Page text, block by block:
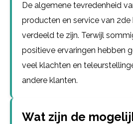
De algemene tevredenheid
producten en service van
verdeeld te zijn. Terwijl
positieve ervaringen hebben
veel klachten en
andere klanten.
Wat zijn de